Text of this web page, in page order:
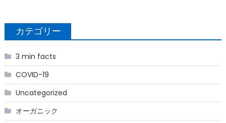
カテゴリー
3 min facts
COVID-19
Uncategorized
オーガニック